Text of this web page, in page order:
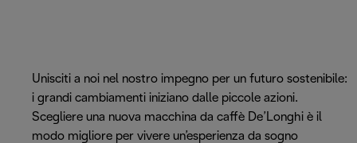
Unisciti a noi nel nostro impegno per un futuro sostenibile:
i grandi cambiamenti iniziano dalle piccole azioni.
Scegliere una nuova macchina da caffè De’Longhi è il
modo migliore per vivere un’esperienza da sogno